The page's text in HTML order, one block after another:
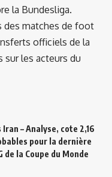
la Bundesliga.
des matches de foot
officiels de la
les acteurs du
– Analyse, cote 2,16
pour la dernière
de la Coupe du Monde